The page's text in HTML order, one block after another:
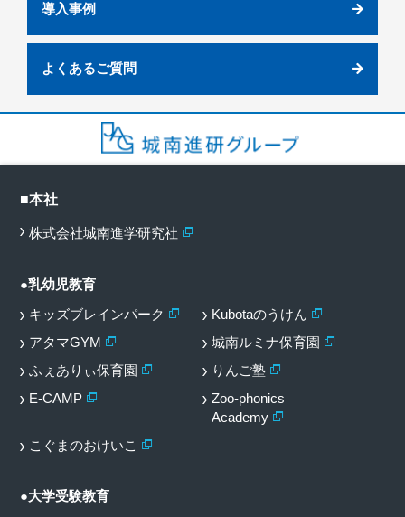
導入事例
よくあるご質問
■本社
株式会社城南進学研究社
●乳幼児教育
キッズブレインパーク
Kubotaのうけん
アタマGYM
城南ルミナ保育園
ふぇありぃ保育園
りんご塾
E-CAMP
Zoo-phonics
Academy
こぐまのおけいこ
●大学受験教育